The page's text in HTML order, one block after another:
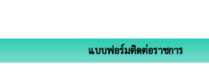
แบบฟอร์มติดต่อราชการ